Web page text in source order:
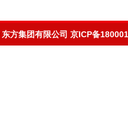
东方集团有限公司 京ICP备